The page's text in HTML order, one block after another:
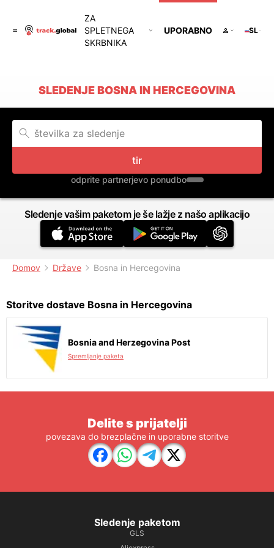
ZA
SPLETNEGA
SKRBNIKA
UPORABNO SL
SLEDENJE BOSNA IN HERCEGOVINA
tir
odprite partnerjevo ponudbo
Sledenje vašim paketom je še lažje z našo aplikacijo
Domov Države Bosna in Hercegovina
Storitve dostave Bosna in Hercegovina
Bosnia and Herzegovina Post
Spremljanje paketa
Delite s prijatelji
povezava do brezplačne in uporabne storitve
Sledenje paketom
GLS